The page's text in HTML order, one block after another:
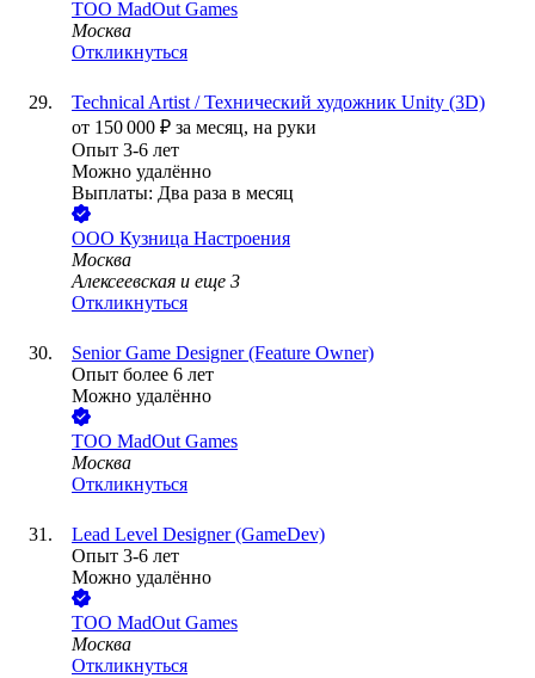
ТОО MadOut Games
Москва
Откликнуться
Technical Artist / Технический художник Unity (3D)
от 150 000 ₽ за месяц, на руки
Опыт 3-6 лет
Можно удалённо
Выплаты: Два раза в месяц
ООО Кузница Настроения
Москва
Алексеевская и еще 3
Откликнуться
Senior Game Designer (Feature Owner)
Опыт более 6 лет
Можно удалённо
ТОО MadOut Games
Москва
Откликнуться
Lead Level Designer (GameDev)
Опыт 3-6 лет
Можно удалённо
ТОО MadOut Games
Москва
Откликнуться